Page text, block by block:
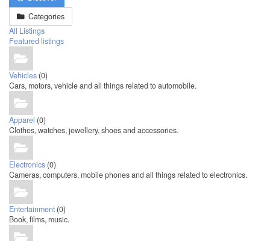
Categories
All Listings
Featured listings
Vehicles (0)
Cars, motors, vehicle and all things related to automobile.
Apparel (0)
Clothes, watches, jewellery, shoes and accessories.
Electronics (0)
Cameras, computers, mobile phones and all things related to electronics.
Entertainment (0)
Book, films, music.